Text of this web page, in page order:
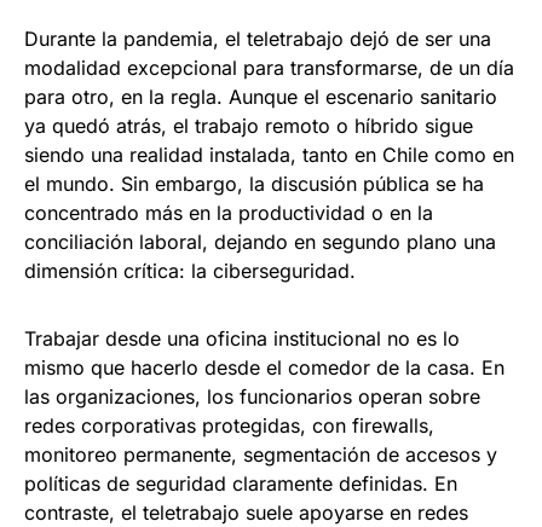
Durante la pandemia, el teletrabajo dejó de ser una
modalidad excepcional para transformarse, de un día
para otro, en la regla. Aunque el escenario sanitario
ya quedó atrás, el trabajo remoto o híbrido sigue
siendo una realidad instalada, tanto en Chile como en
el mundo. Sin embargo, la discusión pública se ha
concentrado más en la productividad o en la
conciliación laboral, dejando en segundo plano una
dimensión crítica: la ciberseguridad.
Trabajar desde una oficina institucional no es lo
mismo que hacerlo desde el comedor de la casa. En
las organizaciones, los funcionarios operan sobre
redes corporativas protegidas, con firewalls,
monitoreo permanente, segmentación de accesos y
políticas de seguridad claramente definidas. En
contraste, el teletrabajo suele apoyarse en redes